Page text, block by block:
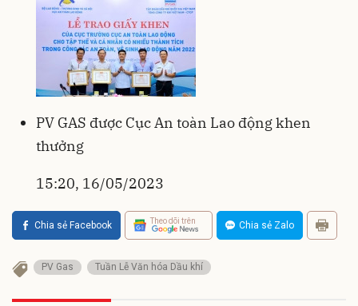
PV GAS được Cục An toàn Lao động khen
thưởng
15:20, 16/05/2023
Chia sẻ Facebook Theo dõi trên Chia sẻ Zalo
PV Gas Tuần Lễ Văn hóa Dầu khí